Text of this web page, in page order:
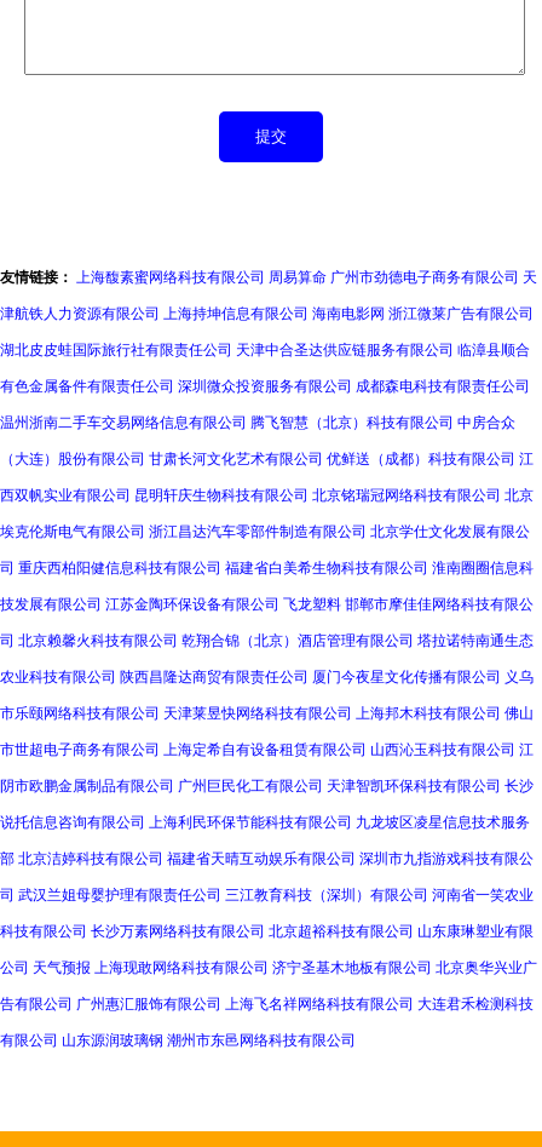
友情链接： 上海馥素蜜网络科技有限公司 周易算命 广州市劲德电子商务有限公司 天
津航铁人力资源有限公司 上海持坤信息有限公司 海南电影网 浙江微莱广告有限公司
湖北皮皮蛙国际旅行社有限责任公司 天津中合圣达供应链服务有限公司 临漳县顺合
有色金属备件有限责任公司 深圳微众投资服务有限公司 成都森电科技有限责任公司
温州浙南二手车交易网络信息有限公司 腾飞智慧（北京）科技有限公司 中房合众
（大连）股份有限公司 甘肃长河文化艺术有限公司 优鲜送（成都）科技有限公司 江
西双帆实业有限公司 昆明轩庆生物科技有限公司 北京铭瑞冠网络科技有限公司 北京
埃克伦斯电气有限公司 浙江昌达汽车零部件制造有限公司 北京学仕文化发展有限公
司 重庆西柏阳健信息科技有限公司 福建省白美希生物科技有限公司 淮南圈圈信息科
技发展有限公司 江苏金陶环保设备有限公司 飞龙塑料 邯郸市摩佳佳网络科技有限公
司 北京赖馨火科技有限公司 乾翔合锦（北京）酒店管理有限公司 塔拉诺特南通生态
农业科技有限公司 陕西昌隆达商贸有限责任公司 厦门今夜星文化传播有限公司 义乌
市乐颐网络科技有限公司 天津莱昱快网络科技有限公司 上海邦木科技有限公司 佛山
市世超电子商务有限公司 上海定希自有设备租赁有限公司 山西沁玉科技有限公司 江
阴市欧鹏金属制品有限公司 广州巨民化工有限公司 天津智凯环保科技有限公司 长沙
说托信息咨询有限公司 上海利民环保节能科技有限公司 九龙坡区凌星信息技术服务
部 北京洁婷科技有限公司 福建省天晴互动娱乐有限公司 深圳市九指游戏科技有限公
司 武汉兰姐母婴护理有限责任公司 三江教育科技（深圳）有限公司 河南省一笑农业
科技有限公司 长沙万素网络科技有限公司 北京超裕科技有限公司 山东康琳塑业有限
公司 天气预报 上海现敢网络科技有限公司 济宁圣基木地板有限公司 北京奥华兴业广
告有限公司 广州惠汇服饰有限公司 上海飞名祥网络科技有限公司 大连君禾检测科技
有限公司 山东源润玻璃钢 潮州市东邑网络科技有限公司